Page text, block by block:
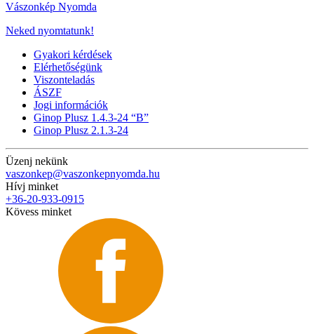
Vászonkép Nyomda
Neked nyomtatunk!
Gyakori kérdések
Elérhetőségünk
Viszonteladás
ÁSZF
Jogi információk
Ginop Plusz 1.4.3-24 “B”
Ginop Plusz 2.1.3-24
Üzenj nekünk
vaszonkep@vaszonkepnyomda.hu
Hívj minket
+36-20-933-0915
Kövess minket